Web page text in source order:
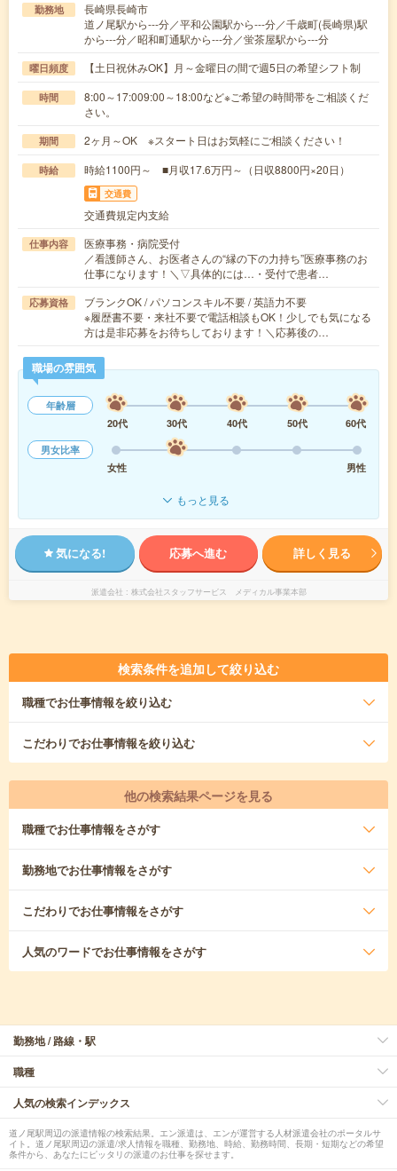
勤務地
長崎県長崎市
道ノ尾駅から---分／平和公園駅から---分／千歳町(長崎県)駅
から---分／昭和町通駅から---分／蛍茶屋駅から---分
曜日頻度 【土日祝休みOK】月～金曜日の間で週5日の希望シフト制
時間
8:00～17:009:00～18:00など※ご希望の時間帯をご相談くだ
さい。
期間 2ヶ月～OK ※スタート日はお気軽にご相談ください！
時給 時給1100円～ ■月収17.6万円～（日収8800円×20日）
交通費
交通費規定内支給
仕事内容
医療事務・病院受付
／看護師さん、お医者さんの“縁の下の力持ち”医療事務のお
仕事になります！＼▽具体的には…・受付で患者…
応募資格
ブランクOK / パソコンスキル不要 / 英語力不要
※履歴書不要・来社不要で電話相談もOK！少しでも気になる
方は是非応募をお待ちしております！＼応募後の…
職場の雰囲気
年齢層
20代
30代 40代 50代
60代
男女比率
女性
男性
もっと見る
気になる! 応募へ進む 詳しく見る
派遣会社 株式会社スタッフサービス メディカル事業本部
検索条件を追加して絞り込む
職種でお仕事情報を絞り込む
こだわりでお仕事情報を絞り込む
他の検索結果ページを見る
職種でお仕事情報をさがす
勤務地でお仕事情報をさがす
こだわりでお仕事情報をさがす
人気のワードでお仕事情報をさがす
勤務地 / 路線・駅
職種
人気の検索インデックス
道ノ尾駅周辺の派遣情報の検索結果。エン派遣は、エンが運営する人材派遣会社のポータルサ
イト。道ノ尾駅周辺の派遣/求人情報を職種、勤務地、時給、勤務時間、長期・短期などの希望
条件から、あなたにピッタリの派遣のお仕事を探せます。